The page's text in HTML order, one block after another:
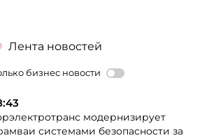
Лента новостей
бизнес новости
модернизирует
системами безопасности за